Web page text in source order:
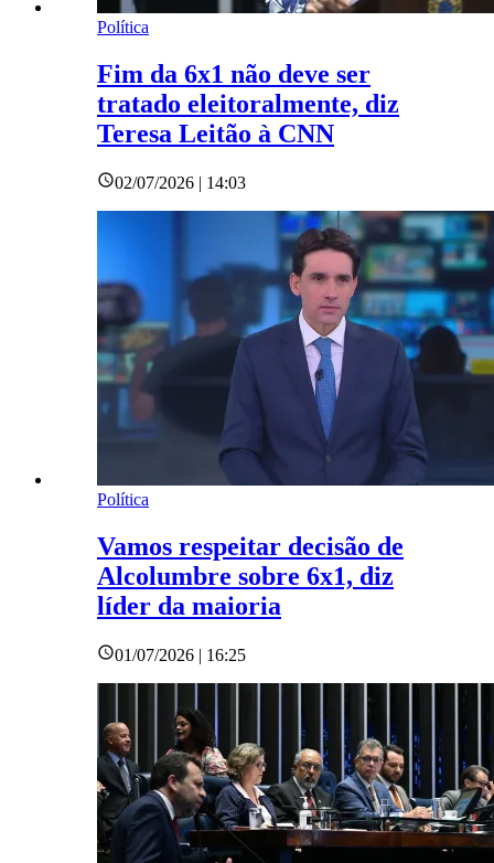
Política
Fim da 6x1 não deve ser
tratado eleitoralmente, diz
Teresa Leitão à CNN
02/07/2026 | 14:03
Política
Vamos respeitar decisão de
Alcolumbre sobre 6x1, diz
líder da maioria
01/07/2026 | 16:25